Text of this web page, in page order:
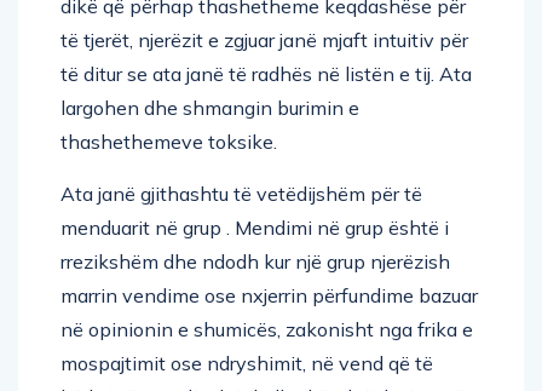
të tjerët, njerëzit e zgjuar janë mjaft intuitiv për
të ditur se ata janë të radhës në listën e tij. Ata
largohen dhe shmangin burimin e
thashethemeve toksike.
menduarit në grup . Mendimi në grup është i
rrezikshëm dhe ndodh kur një grup njerëzish
marrin vendime ose nxjerrin përfundime bazuar
në opinionin e shumicës, zakonisht nga frika e
mospajtimit ose ndryshimit, në vend që të
kërkojnë mendim kritik dhe këndvështrime të